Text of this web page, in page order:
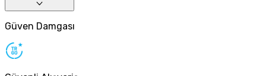
Güven Damgası